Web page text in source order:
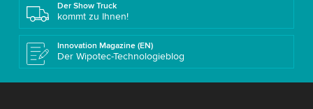
Der Show Truck
kommt zu Ihnen!
Innovation Magazine (EN)
Der Wipotec-Technologieblog